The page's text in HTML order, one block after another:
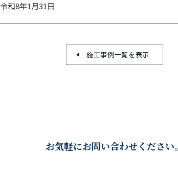
令和8年1月31日
施工事例一覧を表示
お気軽にお問い合わせください。